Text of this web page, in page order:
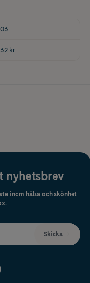
kr
nyhetsbrev
inom hälsa och skönhet
Skicka